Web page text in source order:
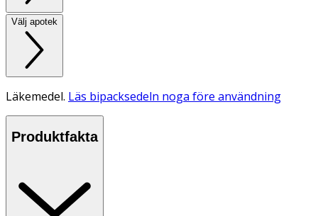
Välj apotek
Läkemedel. Läs bipacksedeln noga före användning
Produktfakta